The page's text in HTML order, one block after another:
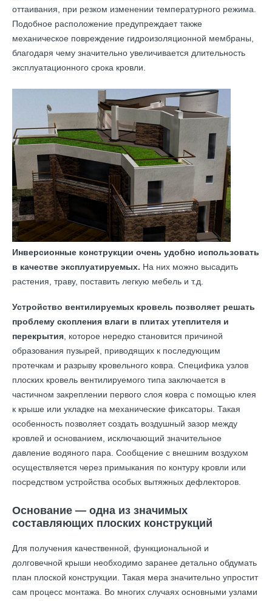
оттаивания, при резком изменении температурного режима.
Подобное расположение предупреждает также
механическое повреждение гидроизоляционной мембраны,
благодаря чему значительно увеличивается длительность
эксплуатационного срока кровли.
Инверсионные конструкции очень удобно использовать
в качестве эксплуатируемых. На них можно высадить
растения, траву, поставить легкую мебель и т.д.
Устройство вентилируемых кровель позволяет решать
проблему скопления влаги в плитах утеплителя и
перекрытия , которое нередко становится причиной
образования пузырей, приводящих к последующим
протечкам и разрыву кровельного ковра. Специфика узлов
плоских кровель вентилируемого типа заключается в
частичном закреплении первого слоя ковра с помощью клея
к крыше или укладке на механические фиксаторы. Такая
особенность позволяет создать воздушный зазор между
кровлей и основанием, исключающий значительное
давление водяного пара. Сообщение с внешним воздухом
осуществляется через примыкания по контуру кровли или
посредством устройства особых вытяжных дефлекторов.
Основание — одна из значимых
составляющих плоских конструкций
Для получения качественной, функциональной и
долговечной крыши необходимо заранее детально обдумать
план плоской конструкции. Такая мера значительно упростит
сам процесс монтажа. Во многих случаях основными узлами